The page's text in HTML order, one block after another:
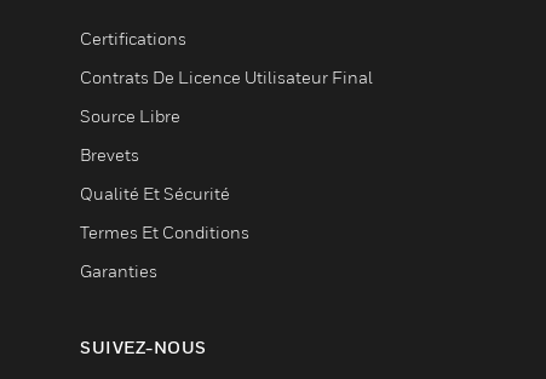
Certifications
Contrats De Licence Utilisateur Final
Source Libre
Brevets
Qualité Et Sécurité
Termes Et Conditions
Garanties
SUIVEZ-NOUS